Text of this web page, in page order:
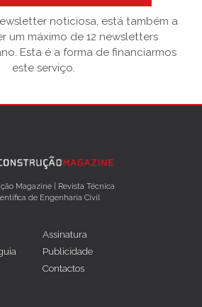
noticiosa, está também a
um máximo de 12 newsletters
Esta é a forma de financiarmos
este serviço.
Magazine | Revista Técnica
de Engenharia Civil
Assinatura
Publicidade
Contactos